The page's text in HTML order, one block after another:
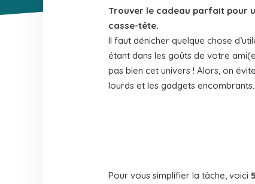
Trouver le cadeau parfait pour
casse-tête.
Il faut dénicher quelque chose
étant dans les goûts de votre
pas bien cet univers ! Alors, on
lourds et les gadgets encombrants.
Pour vous simplifier la tâche, voici